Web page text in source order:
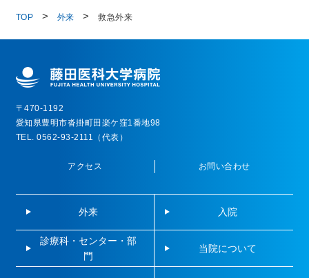
TOP 外来 救急外来
〒470-1192
愛知県豊明市沓掛町田楽ケ窪1番地98
TEL. 0562-93-2111（代表）
アクセス お問い合わせ
外来 入院
診療科・センター・部
門
当院について